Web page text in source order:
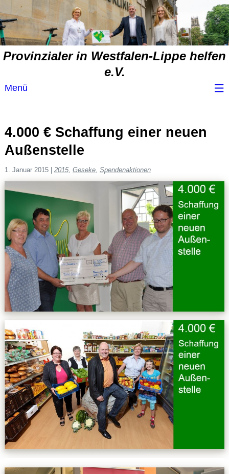
Provinzialer in Westfalen-Lippe helfen
e.V.
Menü
Service
Spendenvorschlag
Spendenübersicht
Kontakt
4.000 € Schaffung einer neuen
Außenstelle
1. Januar 2015 2015, Geseke, Spendenaktionen